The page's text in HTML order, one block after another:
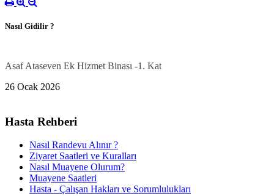
Nasıl Gidilir ?
Asaf Ataseven Ek Hizmet Binası -1. Kat
26 Ocak 2026
Hasta Rehberi
Nasıl Randevu Alınır ?
Ziyaret Saatleri ve Kuralları
Nasıl Muayene Olurum?
Muayene Saatleri
Hasta - Çalışan Hakları ve Sorumlulukları